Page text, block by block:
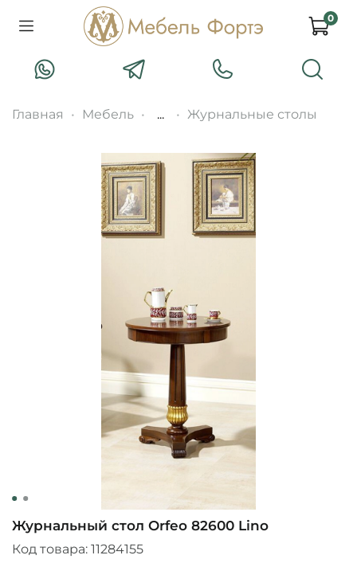
0
Главная Мебель ... Журнальные столы
Журнальный стол Orfeo 82600 Lino
Код товара: 11284155